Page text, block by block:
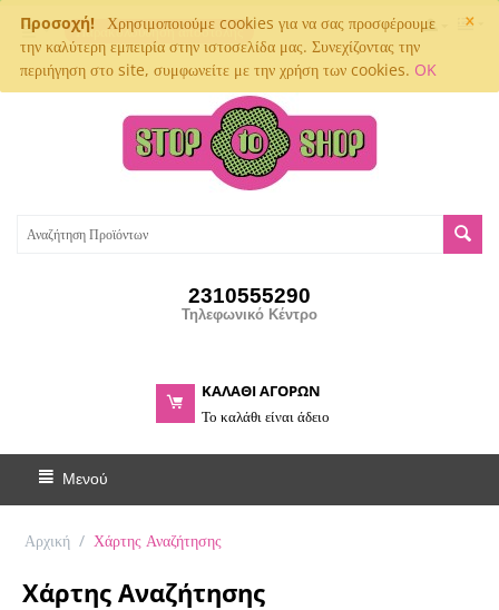
×
Προσοχή!
Χρησιμοποιούμε cookies για να σας προσφέρουμε
την καλύτερη εμπειρία στην ιστοσελίδα μας. Συνεχίζοντας την
περιήγηση στο site, συμφωνείτε με την χρήση των cookies. OK
Παρακολούθηση αποστολής
2310555290
Τηλεφωνικό Κέντρο
ΚΑΛΑΘΙ ΑΓΟΡΩΝ
Το καλάθι είναι άδειο
Μενού
Αρχική / Χάρτης Αναζήτησης
Χάρτης Αναζήτησης